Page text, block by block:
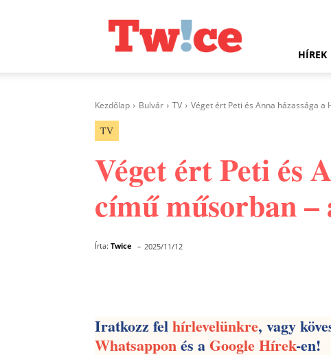
HÍREK
Kezdőlap Bulvár TV Véget ért Peti és Anna házassága
TV
Véget ért Peti és
című műsorban
Írta: Twice - 2025/11/12
Iratkozz felhírlevelünkre, vagy
Whatsapponés aGoogle Hírek-en!